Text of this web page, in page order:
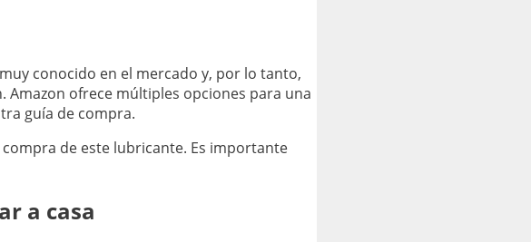
conocido en el mercado y, por lo tanto,
Amazon ofrece múltiples opciones para una
guía de compra.
de este lubricante. Es importante
a casa